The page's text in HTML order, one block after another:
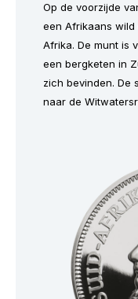
Op de voorzijde
een Afrikaans
Afrika. De munt is
een bergketen in
zich bevinden. De
naar de